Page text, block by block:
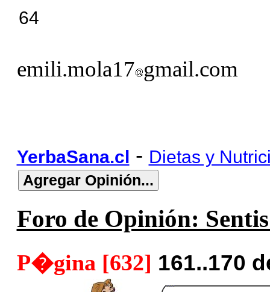
64
emili.mola17 gmail.com
YerbaSana.cl - Dietas y
Foro de Opinión:
P�gina [632] 161..170